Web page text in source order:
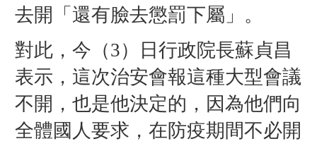
去開「還有臉去懲罰下屬」。
對此，今（3）日行政院長蘇貞昌
表示，這次治安會報這種大型會議
不開，也是他決定的，因為他們向
全體國人要求，在防疫期間不必開